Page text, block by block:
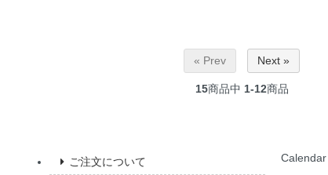
« Prev Next »
15商品中 1-12商品
ご注文について